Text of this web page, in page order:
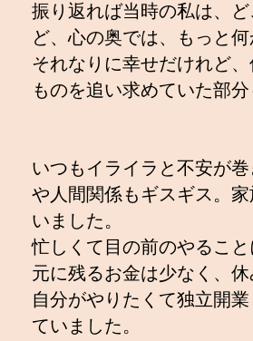
振り返れば当時の私は、
ど、心の奥では、もっと
それなりに幸せだけれど
ものを追い求めていた部分
いつもイライラと不安が
や人間関係もギスギス。
いました。
忙しくて目の前のやるこ
元に残るお金は少なく、
自分がやりたくて独立開
ていました。